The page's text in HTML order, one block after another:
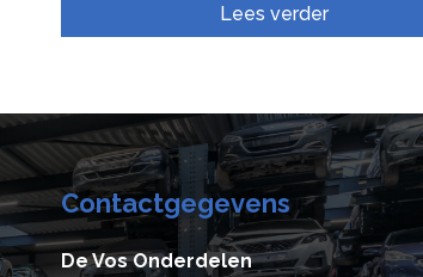
Lees verder
Contactgegevens
De Vos Onderdelen